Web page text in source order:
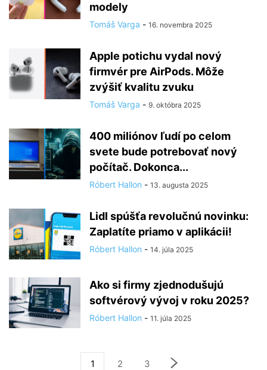
modely
Tomáš Varga - 16. novembra 2025
Apple potichu vydal nový
firmvér pre AirPods. Môže
zvýšiť kvalitu zvuku
Tomáš Varga - 9. októbra 2025
400 miliónov ľudí po celom
svete bude potrebovať nový
počítač. Dokonca...
Róbert Hallon - 13. augusta 2025
Lidl spúšťa revolučnú novinku:
Zaplatíte priamo v aplikácii!
Róbert Hallon - 14. júla 2025
Ako si firmy zjednodušujú
softvérový vývoj v roku 2025?
Róbert Hallon - 11. júla 2025
1 2 3